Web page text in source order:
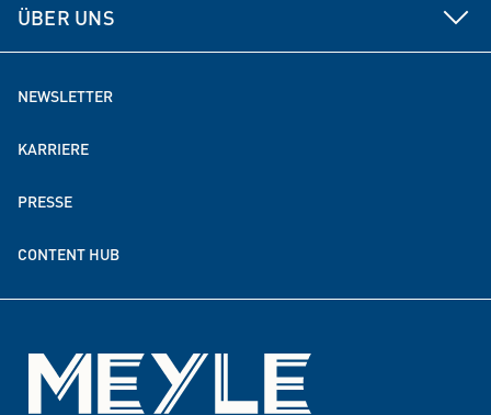
Electronics
ÜBER UNS
Events
NEWSLETTER
KARRIERE
PRESSE
CONTENT HUB